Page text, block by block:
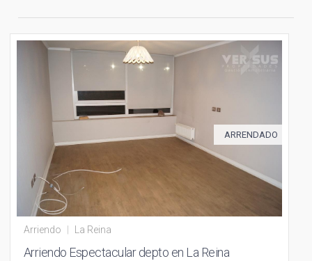
ARRENDADO
Arriendo La Reina
Arriendo Espectacular depto en La Reina